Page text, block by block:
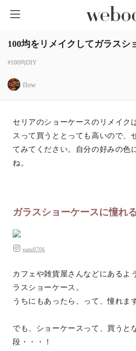
100均をリメイクしてガラスシ
#100均DIY
flow
セリアのショーケースのリメイク
スって買うととっても高いので、
てみてください。自分の好みの色
ね。
ガラスショーケースに憧れ
natu0706
カフェや雑貨屋さんなどにあるよ
ラスショーケース。
うちにもあったら、って、憧れま
でも、ショーケースって、買うと
段・・・！